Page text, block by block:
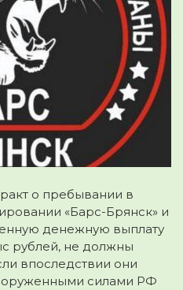
о пребывании в
«Барс-Брянск» и
денежную выплату
рублей, не должны
впоследствии они
силами РФ